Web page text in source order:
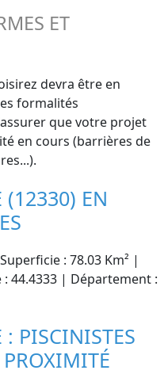
ET
devra être en
formalités
que votre projet
en cours (barrières de
(12330) EN
: 78.03 Km² |
44.4333 | Département :
: PISCINISTES